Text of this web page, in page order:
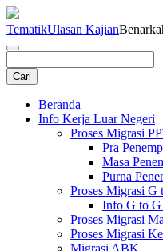
TematikUlasan Kajian
Beranda
Info Kerja Luar Negeri
Proses Migrasi
Pra
Masa
Purna
Proses Migrasi G
Info G to G
Proses Migrasi
Proses Migrasi
Migrasi ABK